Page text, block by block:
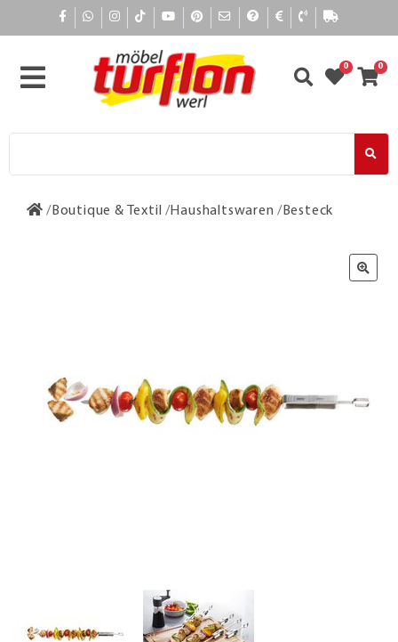
0 0
Boutique & Textil Haushaltswaren Besteck